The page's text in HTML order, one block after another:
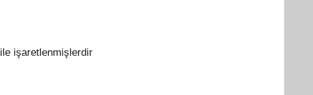
ile işaretlenmişlerdir